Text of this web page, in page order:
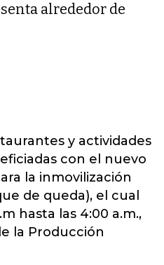
alrededor de
y actividades
con el nuevo
la inmovilización
de queda), el cual
hasta las 4:00 a.m.,
la Producción